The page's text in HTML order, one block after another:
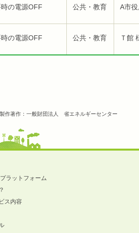
の電源OFF 公共・教育 A市
の電源OFF 公共・教育 Ｔ館
製作著作：一般財団法人 省エネルギーセンター
プラットフォーム
ス内容